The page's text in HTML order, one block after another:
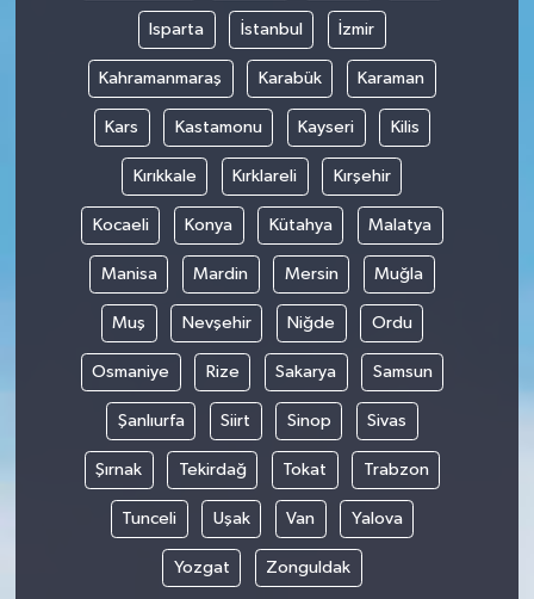
Isparta İstanbul İzmir
Kahramanmaraş Karabük Karaman
Kars Kastamonu Kayseri Kilis
Kırıkkale Kırklareli Kırşehir
Kocaeli Konya Kütahya Malatya
Manisa Mardin Mersin Muğla
Muş Nevşehir Niğde Ordu
Osmaniye Rize Sakarya Samsun
Şanlıurfa Siirt Sinop Sivas
Şırnak Tekirdağ Tokat Trabzon
Tunceli Uşak Van Yalova
Yozgat Zonguldak